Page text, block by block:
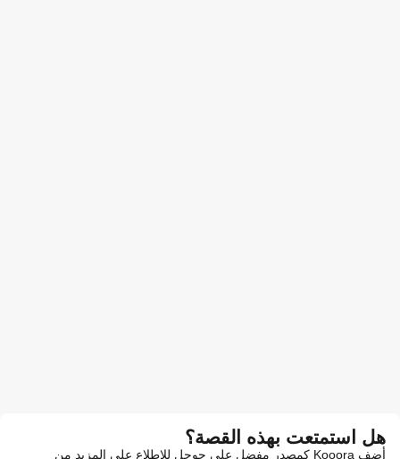
هل استمتعت بهذه القصة؟
أضف Kooora كمصدر مفضل على جوجل للاطلاع على المزيد من